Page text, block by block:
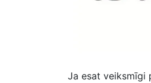
Ja esat veiksmīgi